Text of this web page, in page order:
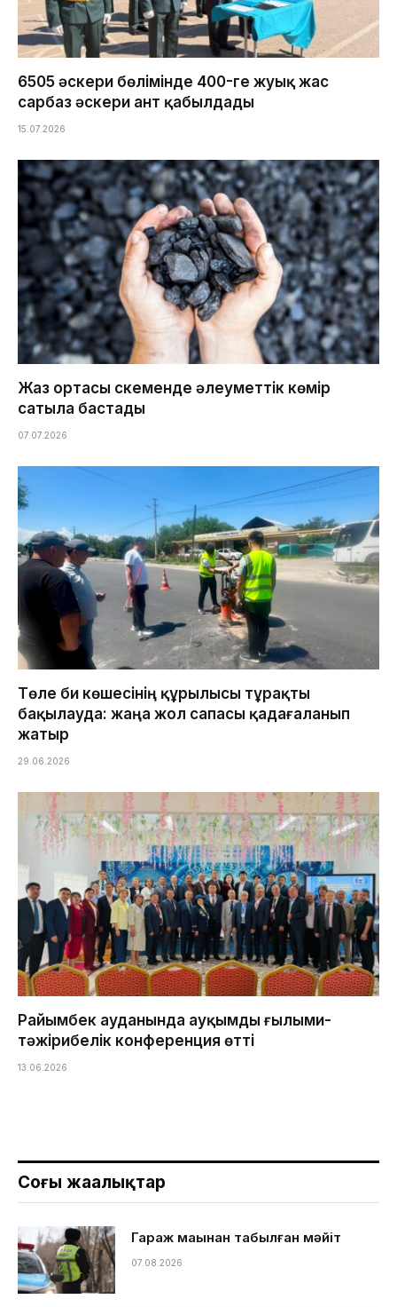
6505 әскери бөлімінде 400-ге жуық жас
сарбаз әскери ант қабылдады
15.07.2026
Жаз ортасы Өскеменде әлеуметтік көмір
сатыла бастады
07.07.2026
Төле би көшесінің құрылысы тұрақты
бақылауда: жаңа жол сапасы қадағаланып
жатыр
29.06.2026
Райымбек ауданында ауқымды ғылыми-
тәжірибелік конференция өтті
13.06.2026
Соңғы жаңалықтар
Гараж маңынан табылған мәйіт
07.08.2026